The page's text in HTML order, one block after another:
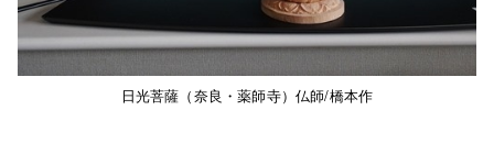
日光菩薩（奈良・薬師寺）仏師/橋本作